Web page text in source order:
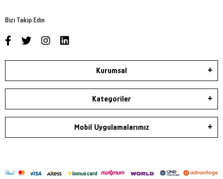
Bizi Takip Edin
Kurumsal
Kategoriler
Mobil Uygulamalarımız